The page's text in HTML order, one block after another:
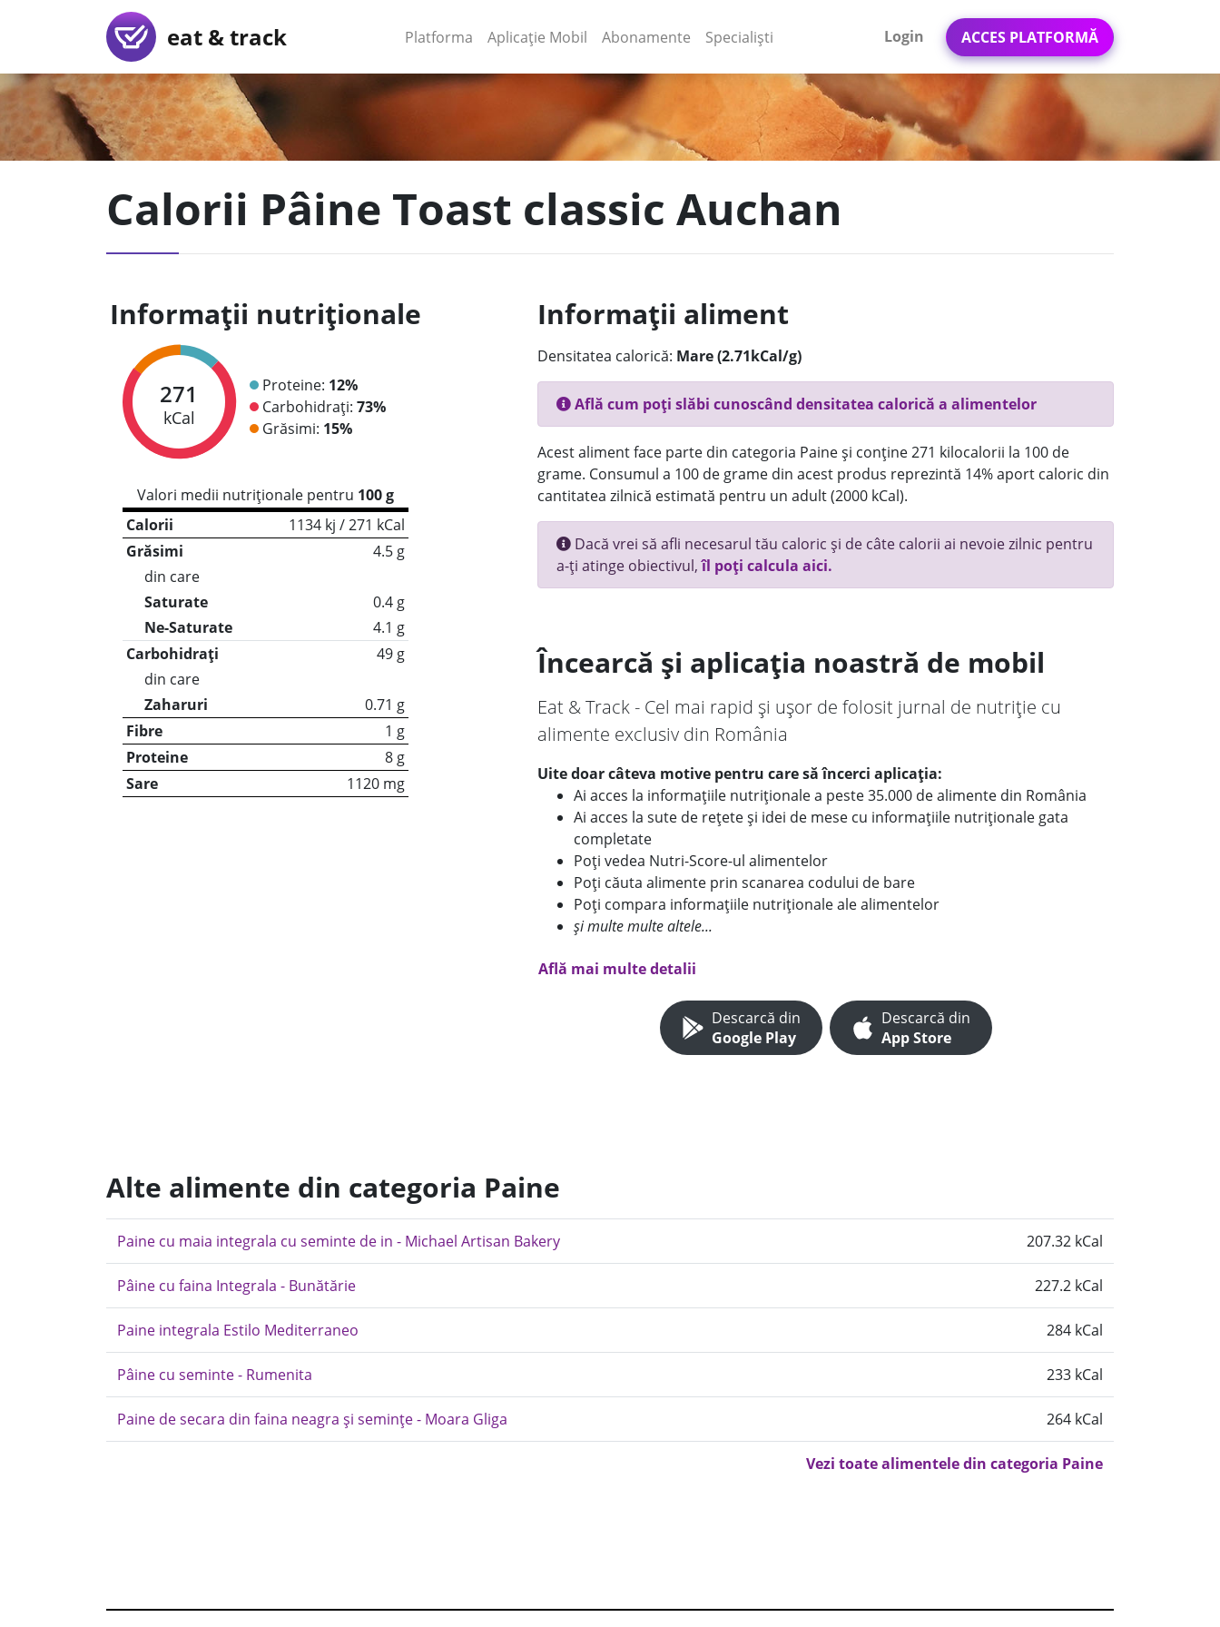
eat & track Platforma (current)
Aplicație Mobil (current)
Abonamente Specialiști Login ACCES PLATFORMĂ
Calorii Pâine Toast classic Auchan
Informații nutriționale
271
kCal
Proteine: 12%
Carbohidrați: 73%
Grăsimi: 15%
Valori medii nutriționale pentru 100 g
Calorii
1134 kj / 271 kCal
Grăsimi
4.5 g
din care
Saturate
0.4 g
Ne-Saturate
4.1 g
Carbohidrați
49 g
din care
Zaharuri
0.71 g
Fibre
1 g
Proteine
8 g
Sare
1120 mg
Informații aliment
Densitatea calorică: Mare (2.71kCal/g)
Află cum poți slăbi cunoscând densitatea calorică a alimentelor
Acest aliment face parte din categoria Paine și conține 271 kilocalorii la 100 de
grame. Consumul a 100 de grame din acest produs reprezintă 14% aport caloric din
cantitatea zilnică estimată pentru un adult (2000 kCal).
Dacă vrei să afli necesarul tău caloric și de câte calorii ai nevoie zilnic pentru
a-ți atinge obiectivul,îl poți calcula aici.
Încearcă și aplicația noastră de mobil
Eat & Track - Cel mai rapid și ușor de folosit jurnal de nutriție cu
alimente exclusiv din România
Uite doar câteva motive pentru care să încerci aplicația:
Ai acces la informațiile nutriționale a peste 35.000 de alimente din România
Ai acces la sute de rețete și idei de mese cu informațiile nutriționale gata
completate
Poți vedea Nutri-Score-ul alimentelor
Poți căuta alimente prin scanarea codului de bare
Poți compara informațiile nutriționale ale alimentelor
și multe multe altele...
Află mai multe detalii
Descarcă din
Google Play
Descarcă din
App Store
Alte alimente din categoria Paine
Paine cu maia integrala cu seminte de in - Michael Artisan Bakery 207.32 kCal
Pâine cu faina Integrala - Bunătărie 227.2 kCal
Paine integrala Estilo Mediterraneo 284 kCal
Pâine cu seminte - Rumenita 233 kCal
Paine de secara din faina neagra și semințe - Moara Gliga 264 kCal
Vezi toate alimentele din categoria Paine